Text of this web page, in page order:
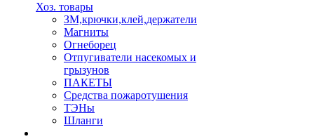
Хоз. товары
ЗМ,крючки,клей,держатели
Магниты
Огнеборец
Отпугиватели насекомых и
грызунов
ПАКЕТЫ
Средства пожаротушения
ТЭНы
Шланги